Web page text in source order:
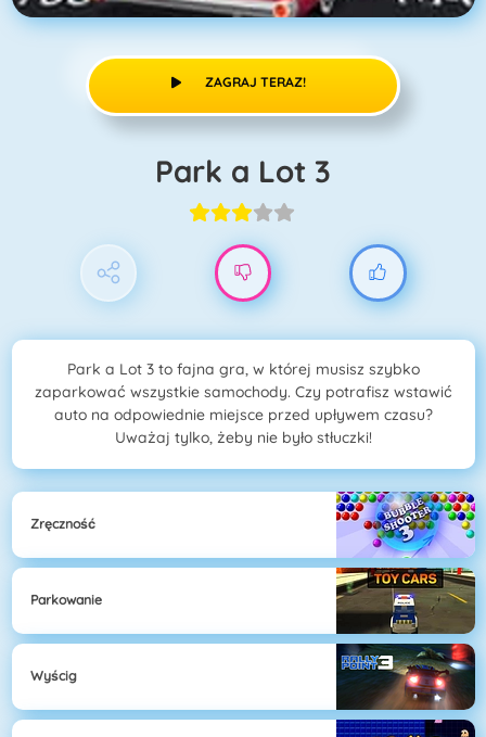
ZAGRAJ TERAZ!
Park a Lot 3
Park a Lot 3 to fajna gra, w której musisz szybko
zaparkować wszystkie samochody. Czy potrafisz wstawić
auto na odpowiednie miejsce przed upływem czasu?
Uważaj tylko, żeby nie było stłuczki!
Zręczność
Parkowanie
Wyścig